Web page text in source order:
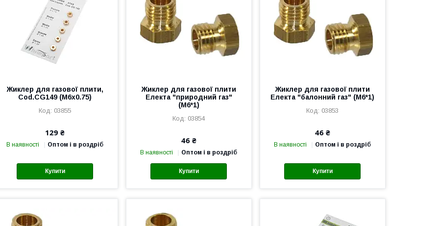
Жиклер для газової плити,
Cod.CG149 (M6x0.75)
03855
129 ₴
В наявності Оптом і в роздріб
Купити
Жиклер для газової плити
Електа "природний газ"
(M6*1)
03854
46 ₴
В наявності Оптом і в роздріб
Купити
Жиклер для газової плити
Електа "балонний газ" (M6*1)
03853
46 ₴
В наявності Оптом і в роздріб
Купити